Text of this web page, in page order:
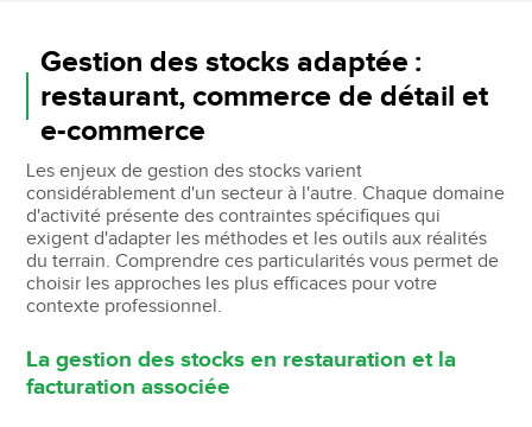
Gestion des stocks adaptée :
restaurant, commerce de détail et
e-commerce
Les enjeux de gestion des stocks varient
considérablement d'un secteur à l'autre. Chaque domaine
d'activité présente des contraintes spécifiques qui
exigent d'adapter les méthodes et les outils aux réalités
du terrain. Comprendre ces particularités vous permet de
choisir les approches les plus efficaces pour votre
contexte professionnel.
La gestion des stocks en restauration et la
facturation associée